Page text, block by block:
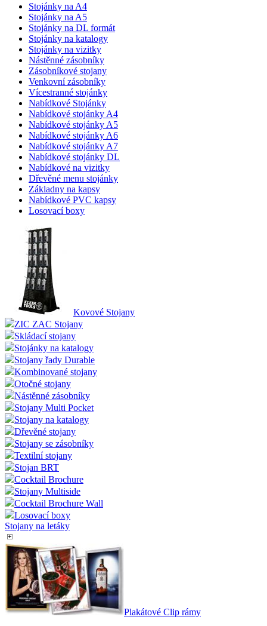
Stojánky na A4
Stojánky na A5
Stojánky na DL formát
Stojánky na katalogy
Stojánky na vizitky
Nástěnné zásobníky
Zásobníkové stojany
Venkovní zásobníky
Vícestranné stojánky
Nabídkové Stojánky
Nabídkové stojánky A4
Nabídkové stojánky A5
Nabídkové stojánky A6
Nabídkové stojánky A7
Nabídkové stojánky DL
Nabídkové na vizitky
Dřevěné menu stojánky
Základny na kapsy
Nabídkové PVC kapsy
Losovací boxy
Kovové Stojany
ZIC ZAC Stojany
Skládací stojany
Stojánky na katalogy
Stojany řady Durable
Kombinované stojany
Otočné stojany
Nástěnné zásobníky
Stojany Multi Pocket
Stojany na katalogy
Dřevěné stojany
Stojany se zásobníky
Textilní stojany
Stojan BRT
Cocktail Brochure
Stojany Multiside
Cocktail Brochure Wall
Losovací boxy
Stojany na letáky
Plakátové Clip rámy